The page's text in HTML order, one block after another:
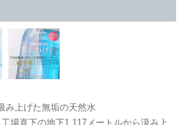
み上げた無垢の天然水
場直下の地下1,117メートルから汲み上